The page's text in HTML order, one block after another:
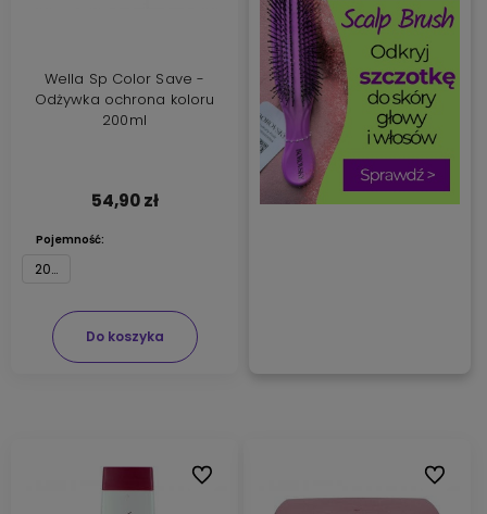
Wella Sp Color Save -
Odżywka ochrona koloru
200ml
54,90 zł
Pojemność:
200 ml
Do koszyka
Do ulubionych Do